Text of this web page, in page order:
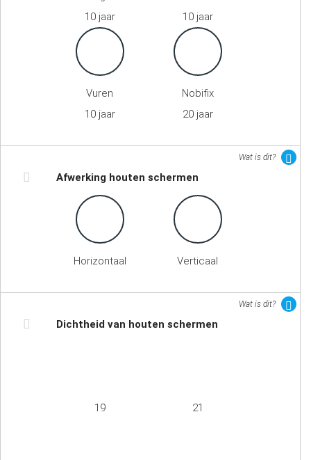
10 jaar
10 jaar
Vuren
10 jaar
Nobifix
20 jaar
Wat is dit?
Afwerking houten schermen
Horizontaal Verticaal
Wat is dit?
Dichtheid van houten schermen
19 21